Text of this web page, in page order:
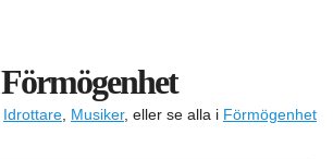
Förmögenhet
Idrottare Musiker, eller se alla i Förmögenhet